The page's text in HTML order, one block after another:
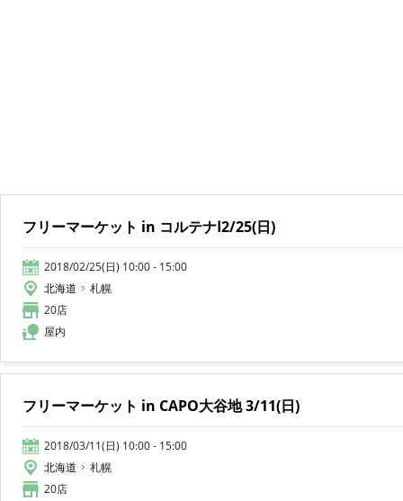
フリーマーケット in コルテナⅠ2/25(日)
2018/02/25(日) 10:00 - 15:00
北海道
札幌
20店
屋内
フリーマーケット in CAPO大谷地 3/11(日)
2018/03/11(日) 10:00 - 15:00
北海道
札幌
20店